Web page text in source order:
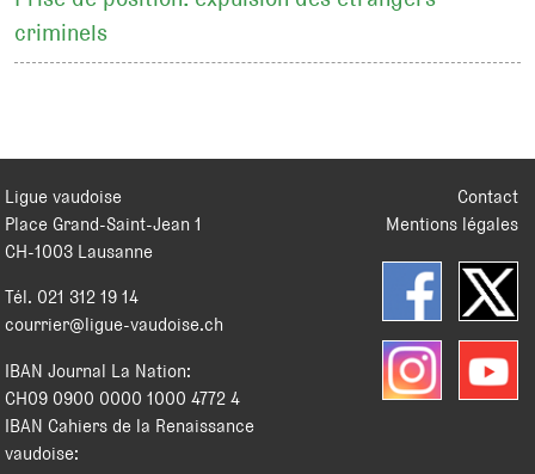
criminels
Contact
Mentions légales
Ligue vaudoise
Place Grand-Saint-Jean 1
CH-1003 Lausanne
Tél. 021 312 19 14
courrier@ligue-vaudoise.ch
IBAN Journal La Nation:
CH09 0900 0000 1000 4772 4
IBAN Cahiers de la Renaissance
vaudoise: